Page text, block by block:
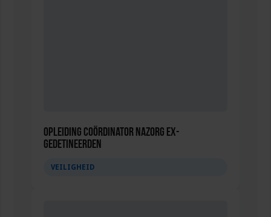
Opleiding Coördinator nazorg ex-
gedetineerden
VEILIGHEID